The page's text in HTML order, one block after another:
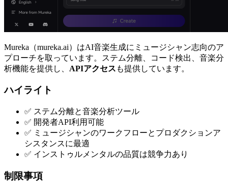
Mureka（mureka.ai）はAI音楽生成にミュージシャン志向のア
プローチを取っています。ステム分離、コード検出、音楽分
析機能を提供し、 APIアクセス も提供しています。
ハイライト
✅ ステム分離と音楽分析ツール
✅ 開発者API利用可能
✅ ミュージシャンのワークフローとプロダクションア
シスタンスに最適
✅ インストゥルメンタルの品質は競争力あり
制限事項